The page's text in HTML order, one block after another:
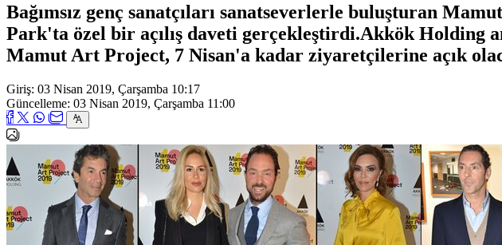
Bağımsız genç sanatçıları sanatseverlerle buluşturan
Park'ta özel bir açılış daveti gerçekleştirdi.Akkök Holding
Mamut Art Project, 7 Nisan'a kadar ziyaretçilerine açık
Giriş: 03 Nisan 2019, Çarşamba 10:17
Güncelleme: 03 Nisan 2019, Çarşamba 11:00